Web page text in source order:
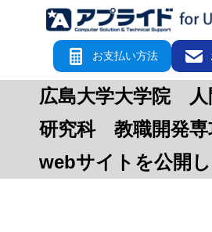
お支払い方法
広島大学大学院 人
研究科 教職開発専
webサイトを公開し